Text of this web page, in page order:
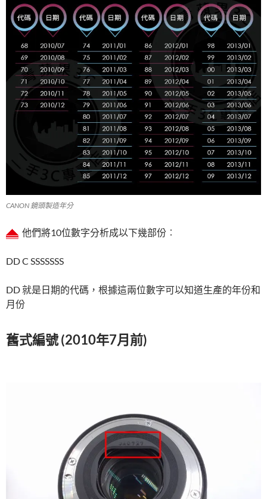
CANON 鏡頭製造年分
他們將10位數字分析成以下幾部份︰
DD C SSSSSSS
DD 就是日期的代碼，根據這兩位數字可以知道生產的年份和
月份
舊式編號 (2010年7月前)